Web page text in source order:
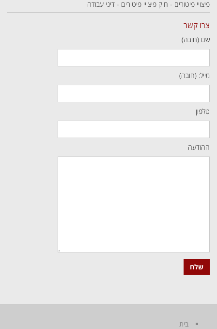
פיצויי פיטורים - חוק פיצויי פיטורים - דיני עבודה
צרו קשר
שם (חובה)
מייל: (חובה)
טלפון
ההודעה
בית